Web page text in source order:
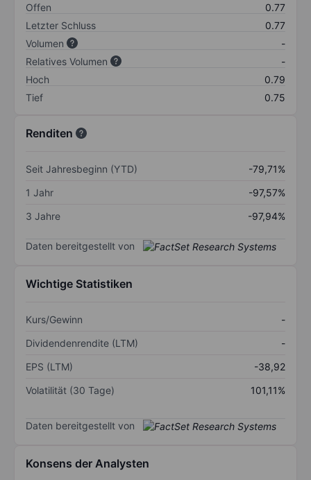
Offen
0.77
Letzter Schluss
0.77
Volumen
-
Relatives Volumen
-
Hoch
0.79
Tief
0.75
Renditen
Seit Jahresbeginn (YTD)
-79,71%
1 Jahr
-97,57%
3 Jahre
-97,94%
Daten bereitgestellt von
Wichtige Statistiken
Kurs/Gewinn
-
Dividendenrendite (LTM)
-
EPS (LTM)
-38,92
Volatilität (30 Tage)
101,11%
Daten bereitgestellt von
Konsens der Analysten